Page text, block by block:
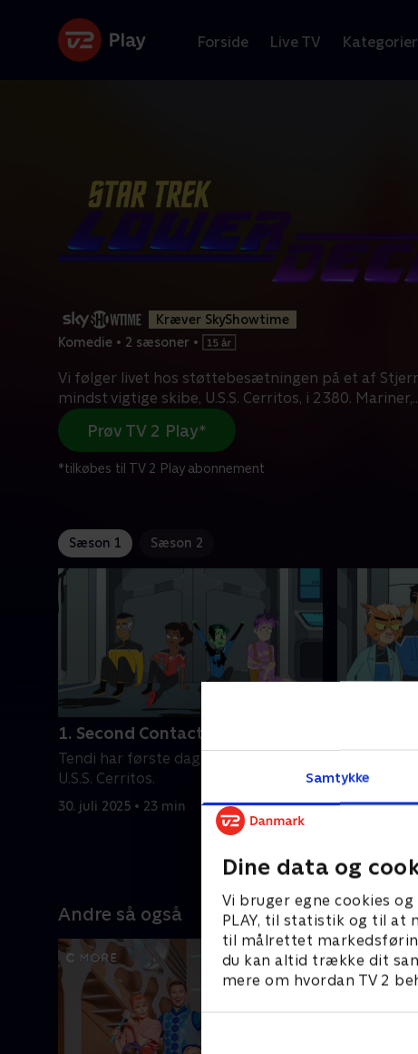
Samtykke
Dine data og
Vi bruger egne cookies
PLAY, til statistik og til at
til målrettet
du kan altid trække dit
mere om hvordan TV 2
Forside Live TV Kategorier
Kræver SkyShowtime
Komedie • 2 sæsoner •
Vi følger livet hos støttebesætningen på et af
mindst vigtige skibe, U.S.S. Cerritos, i 2380. Mariner,
Prøv TV 2 Play*
*tilkøbes til TV 2 Play abonnement
Sæson 1 Sæson 2
1. Second Contact
Tendi har første dag om bord på
U.S.S. Cerritos.
30. juli 2025 • 23 min
helt i fisk,
manglende
Andre så også